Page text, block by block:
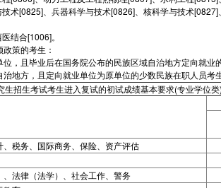
术[0825]、兵器科学与技术[0826]、核科学与技术
结合[1006]。
策的考生：
，且毕业后在国务院公布的民族区域自治地方定向就
地方，且定向就业单位为原单位的少数民族在职人员考
生招生考试考生进入复试的初试成绩基本要求(专业学位
、税务、国际商务、保险、资产评估
、法律（法学）、社会工作、警务